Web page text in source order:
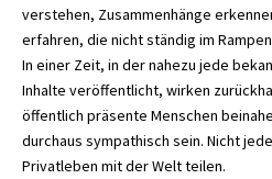
verstehen, Zusammenhänge
erfahren, die nicht ständig im
In einer Zeit, in der nahezu jede
Inhalte veröffentlicht, wirken
öffentlich präsente Menschen
durchaus sympathisch sein. Nicht
Privatleben mit der Welt teilen.